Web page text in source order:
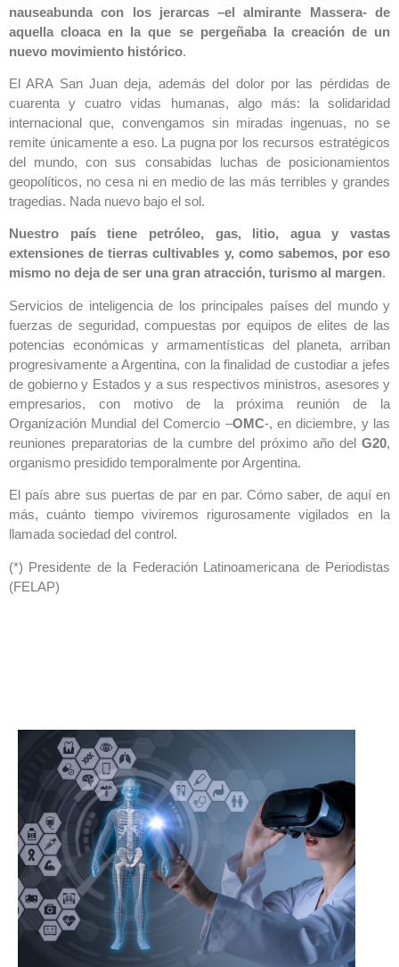
nauseabunda con los jerarcas –el almirante Massera- de
aquella cloaca en la que se pergeñaba la creación de un
nuevo movimiento histórico.
El ARA San Juan deja, además del dolor por las pérdidas de
cuarenta y cuatro vidas humanas, algo más: la solidaridad
internacional que, convengamos sin miradas ingenuas, no se
remite únicamente a eso. La pugna por los recursos estratégicos
del mundo, con sus consabidas luchas de posicionamientos
geopolíticos, no cesa ni en medio de las más terribles y grandes
tragedias. Nada nuevo bajo el sol.
Nuestro país tiene petróleo, gas, litio, agua y vastas
extensiones de tierras cultivables y, como sabemos, por eso
mismo no deja de ser una gran atracción, turismo al margen.
Servicios de inteligencia de los principales países del mundo y
fuerzas de seguridad, compuestas por equipos de elites de las
potencias económicas y armamentísticas del planeta, arriban
progresivamente a Argentina, con la finalidad de custodiar a jefes
de gobierno y Estados y a sus respectivos ministros, asesores y
empresarios, con motivo de la próxima reunión de la
Organización Mundial del Comercio –OMC-, en diciembre, y las
reuniones preparatorias de la cumbre del próximo año del G20,
organismo presidido temporalmente por Argentina.
El país abre sus puertas de par en par. Cómo saber, de aquí en
más, cuánto tiempo viviremos rigurosamente vigilados en la
llamada sociedad del control.
(*) Presidente de la Federación Latinoamericana de Periodistas
(FELAP)